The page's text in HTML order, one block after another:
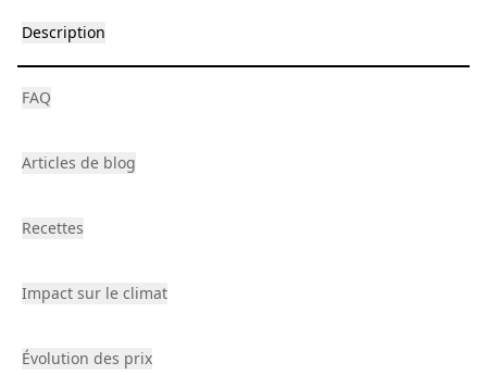
Description
FAQ
Articles de blog
Recettes
Impact sur le climat
Évolution des prix